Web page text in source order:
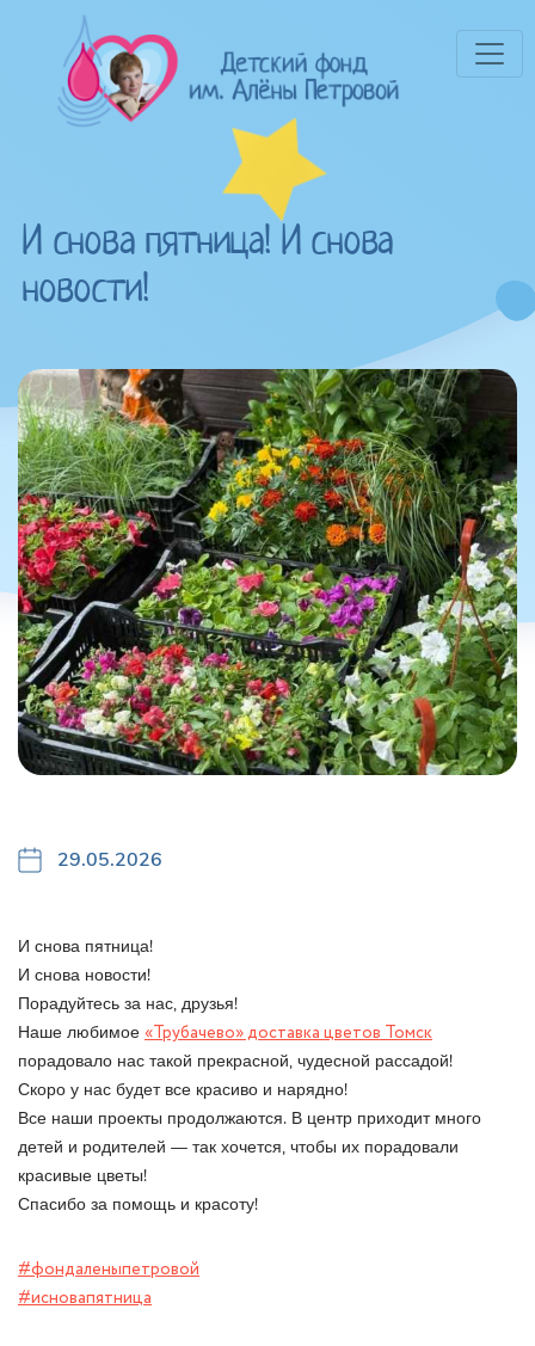
И снова пятница! И снова
новости!
29.05.2026
И снова пятница!
И снова новости!
Порадуйтесь за нас, друзья!
Наше любимое «Трубачево» доставка цветов Томск
порадовало нас такой прекрасной, чудесной рассадой!
Скоро у нас будет все красиво и нарядно!
Все наши проекты продолжаются. В центр приходит много
детей и родителей — так хочется, чтобы их порадовали
красивые цветы!
Спасибо за помощь и красоту!
#фондаленыпетровой
#исновапятница